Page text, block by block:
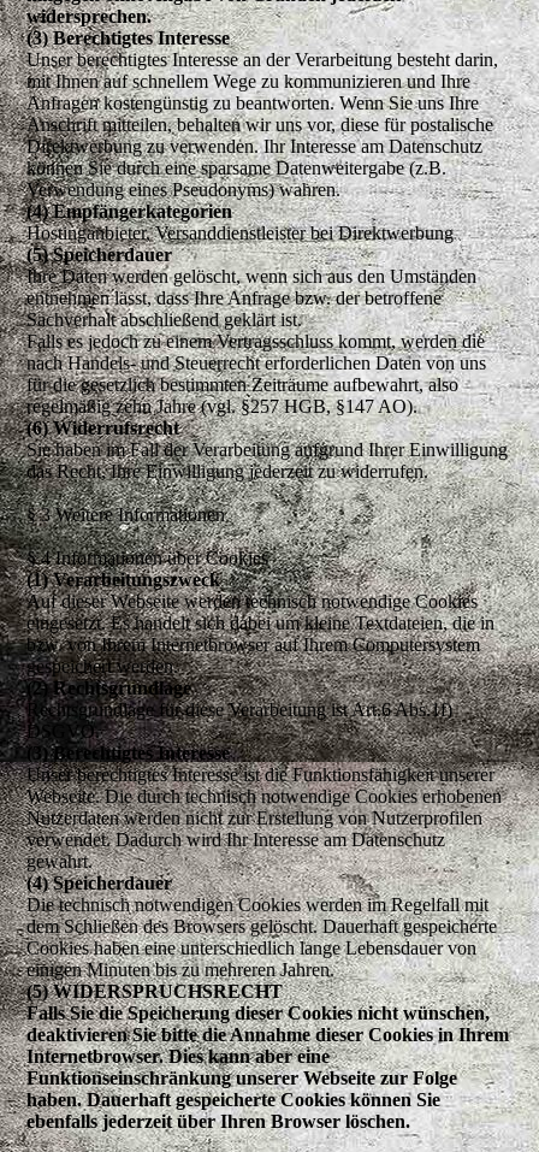
widersprechen.
(3) Berechtigtes Interesse
Unser berechtigtes Interesse an der Verarbeitung besteht darin,
mit Ihnen auf schnellem Wege zu kommunizieren und Ihre
Anfragen kostengünstig zu beantworten. Wenn Sie uns Ihre
Anschrift mitteilen, behalten wir uns vor, diese für postalische
Direktwerbung zu verwenden. Ihr Interesse am Datenschutz
können Sie durch eine sparsame Datenweitergabe (z.B.
Verwendung eines Pseudonyms) wahren.
(4) Empfängerkategorien
Hostinganbieter, Versanddienstleister bei Direktwerbung
(5) Speicherdauer
Ihre Daten werden gelöscht, wenn sich aus den Umständen
entnehmen lässt, dass Ihre Anfrage bzw. der betroffene
Sachverhalt abschließend geklärt ist.
Falls es jedoch zu einem Vertragsschluss kommt, werden die
nach Handels- und Steuerrecht erforderlichen Daten von uns
für die gesetzlich bestimmten Zeiträume aufbewahrt, also
regelmäßig zehn Jahre (vgl. §257 HGB, §147 AO).
(6) Widerrufsrecht
Sie haben im Fall der Verarbeitung aufgrund Ihrer Einwilligung
das Recht, Ihre Einwilligung jederzeit zu widerrufen.
§ 3 Weitere Informationen
§ 4 Informationen über Cookies
(1) Verarbeitungszweck
Auf dieser Webseite werden technisch notwendige Cookies
eingesetzt. Es handelt sich dabei um kleine Textdateien, die in
bzw. von Ihrem Internetbrowser auf Ihrem Computersystem
gespeichert werden.
(2) Rechtsgrundlage
Rechtsgrundlage für diese Verarbeitung ist Art.6 Abs.1f)
DSGVO.
(3) Berechtigtes Interesse
Unser berechtigtes Interesse ist die Funktionsfähigkeit unserer
Webseite. Die durch technisch notwendige Cookies erhobenen
Nutzerdaten werden nicht zur Erstellung von Nutzerprofilen
verwendet. Dadurch wird Ihr Interesse am Datenschutz
gewahrt.
(4) Speicherdauer
Die technisch notwendigen Cookies werden im Regelfall mit
dem Schließen des Browsers gelöscht. Dauerhaft gespeicherte
Cookies haben eine unterschiedlich lange Lebensdauer von
einigen Minuten bis zu mehreren Jahren.
(5) WIDERSPRUCHSRECHT
Falls Sie die Speicherung dieser Cookies nicht wünschen,
deaktivieren Sie bitte die Annahme dieser Cookies in Ihrem
Internetbrowser. Dies kann aber eine
Funktionseinschränkung unserer Webseite zur Folge
haben. Dauerhaft gespeicherte Cookies können Sie
ebenfalls jederzeit über Ihren Browser löschen.